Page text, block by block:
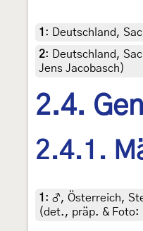
1 : Deutschland,
2: Deutschland,
Jens Jacobasch)
2.4.
2.4.1.
1 : ♂, Österreich,
(det., präp. & Foto: